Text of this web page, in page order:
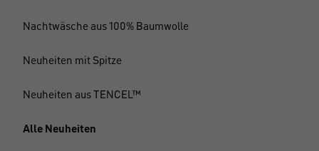
Nachtwäsche aus 100% Baumwolle
Neuheiten mit Spitze
Neuheiten aus TENCEL™
Alle Neuheiten